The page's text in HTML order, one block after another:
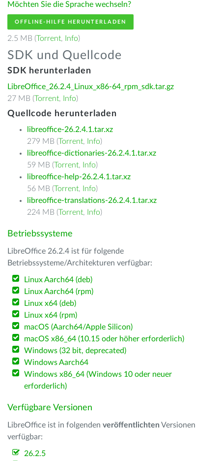
Möchten Sie die Sprache wechseln?
OFFLINE-HILFE HERUNTERLADEN
2.5 MB (Torrent, Info)
SDK und Quellcode
SDK herunterladen
LibreOffice_26.2.4_Linux_x86-64_rpm_sdk.tar.gz
27 MB (Torrent, Info)
Quellcode herunterladen
libreoffice-26.2.4.1.tar.xz
279 MB (Torrent, Info)
libreoffice-dictionaries-26.2.4.1.tar.xz
59 MB (Torrent, Info)
libreoffice-help-26.2.4.1.tar.xz
56 MB (Torrent, Info)
libreoffice-translations-26.2.4.1.tar.xz
224 MB (Torrent, Info)
Betriebssysteme
LibreOffice 26.2.4 ist für folgende
Betriebssysteme/Architekturen verfügbar:
Linux Aarch64 (deb)
Linux Aarch64 (rpm)
Linux x64 (deb)
Linux x64 (rpm)
macOS (Aarch64/Apple Silicon)
macOS x86_64 (10.15 oder höher erforderlich)
Windows (32 bit, deprecated)
Windows Aarch64
Windows x86_64 (Windows 10 oder neuer
erforderlich)
Verfügbare Versionen
LibreOffice ist in folgenden veröffentlichten Versionen
verfügbar:
26.2.5